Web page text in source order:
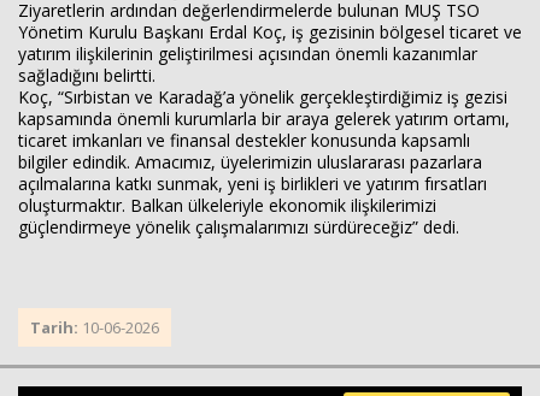
Ziyaretlerin ardından değerlendirmelerde bulunan MUŞ TSO
Yönetim Kurulu Başkanı Erdal Koç, iş gezisinin bölgesel ticaret ve
yatırım ilişkilerinin geliştirilmesi açısından önemli kazanımlar
sağladığını belirtti.
Koç, “Sırbistan ve Karadağ’a yönelik gerçekleştirdiğimiz iş gezisi
kapsamında önemli kurumlarla bir araya gelerek yatırım ortamı,
ticaret imkanları ve finansal destekler konusunda kapsamlı
bilgiler edindik. Amacımız, üyelerimizin uluslararası pazarlara
açılmalarına katkı sunmak, yeni iş birlikleri ve yatırım fırsatları
oluşturmaktır. Balkan ülkeleriyle ekonomik ilişkilerimizi
güçlendirmeye yönelik çalışmalarımızı sürdüreceğiz” dedi.
Tarih: 10-06-2026